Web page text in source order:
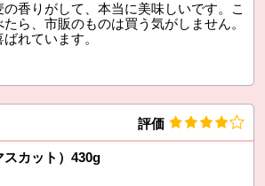
香りがして、本当に美味しいです。こ
ら、市販のものは買う気がしません。
れています。
評価
カット）430g